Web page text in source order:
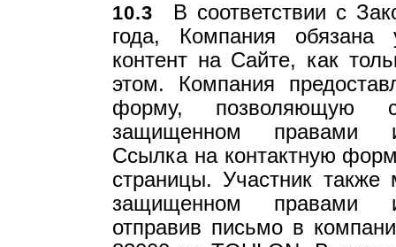
10.3 В соответствии с
года, Компания обязана
контент на Сайте, как
этом. Компания
форму, позволяющую
защищенном правами
Ссылка на контактную
страницы. Участник
защищенном правами
отправив письмо в